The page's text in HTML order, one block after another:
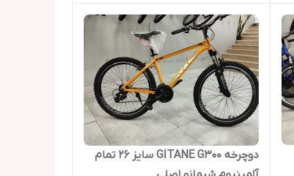
دوچرخه GITANE G300 سایز 26 تمام